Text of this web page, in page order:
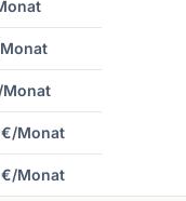
Monat
Monat